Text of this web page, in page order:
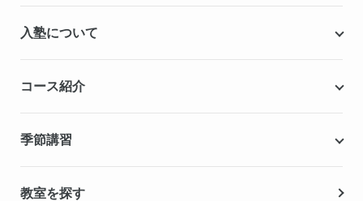
こだわりの個別指導専用教材
無料学力診断テスト
入塾について
無料体験授業
コース紹介
高校生の個別指導コース
季節講習
教室を探す